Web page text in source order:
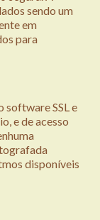
sendo um
em
para
software SSL e
e de acesso
disponíveis